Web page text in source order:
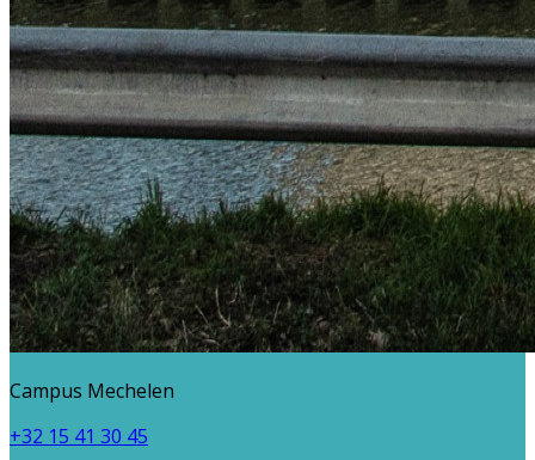
Campus Mechelen
+32 15 41 30 45